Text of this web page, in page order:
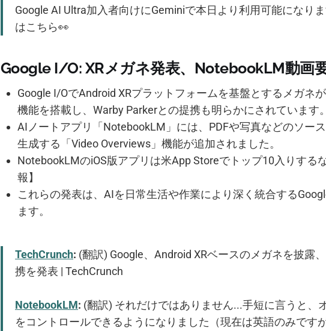
Google AI Ultra加入者向けにGeminiで本日より利用可能になり
はこちら👀
Google I/O: XRメガネ発表、NotebookLM動画
Google I/OでAndroid XRプラットフォームを基盤とするメガネ
機能を搭載し、Warby Parkerとの提携も明らかにされています
AIノートアプリ「NotebookLM」には、PDFや写真などのソー
生成する「Video Overviews」機能が追加されました。
NotebookLMのiOS版アプリは米App Storeでトップ10入りする
報】
これらの発表は、AIを日常生活や作業により深く統合する
ます。
TechCrunch: (翻訳) Google、Android XRベースのメガネを披露
携を発表 | TechCrunch
NotebookLM: (翻訳) それだけではありません...手短に言うと、
をコントロールできるようになりました（現在は英語のみです